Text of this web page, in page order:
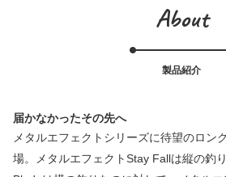
About
製品紹介
届かなかったその先へ
メタルエフェクトシリーズに待望のロン
場。メタルエフェクトStay Fallは縦の釣